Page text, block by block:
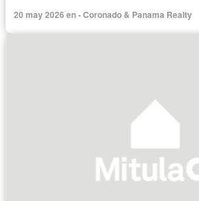
20 may 2026 en - Coronado & Panama Realty